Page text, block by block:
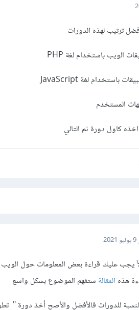
ترتيب لهذه الدورات
كاول دورة ثم التالي
9 يوليو 2021
هذه المقالة ستفهم الموضوع بشكل واسع